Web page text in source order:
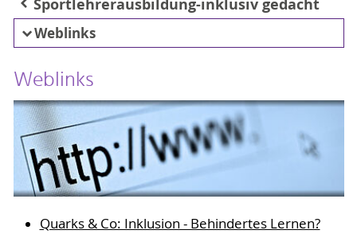
Sportlehrerausbildung-inklusiv gedacht
Weblinks
Weblinks
Quarks & Co: Inklusion - Behindertes Lernen?